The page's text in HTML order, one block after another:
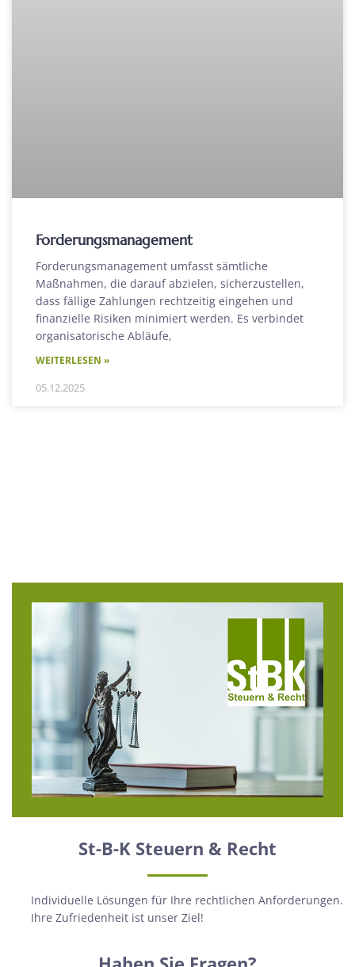
Forderungsmanagement
Forderungsmanagement umfasst sämtliche
Maßnahmen, die darauf abzielen, sicherzustellen,
dass fällige Zahlungen rechtzeitig eingehen und
finanzielle Risiken minimiert werden. Es verbindet
organisatorische Abläufe,
WEITERLESEN »
05.12.2025
St-B-K Steuern & Recht
Individuelle Lösungen für Ihre rechtlichen Anforderungen.
Ihre Zufriedenheit ist unser Ziel!